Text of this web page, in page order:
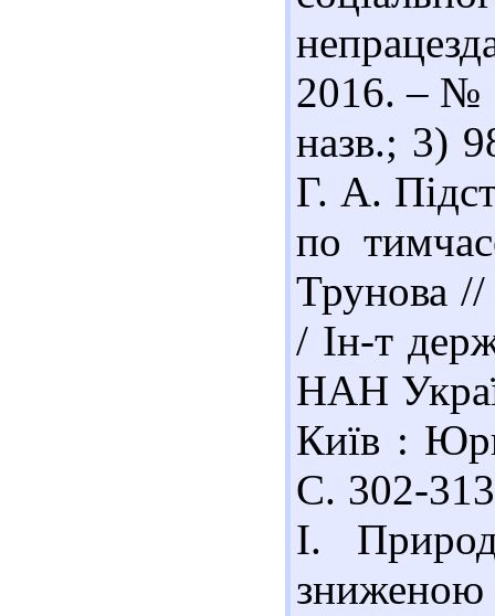
2016. – №
назв.; 3)
Г. А.
по
Трунова
/ Ін-т
НАН
Київ :
С. 302-
І.